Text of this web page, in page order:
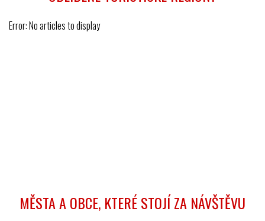
Error: No articles to display
MĚSTA A OBCE, KTERÉ STOJÍ ZA NÁVŠTĚVU